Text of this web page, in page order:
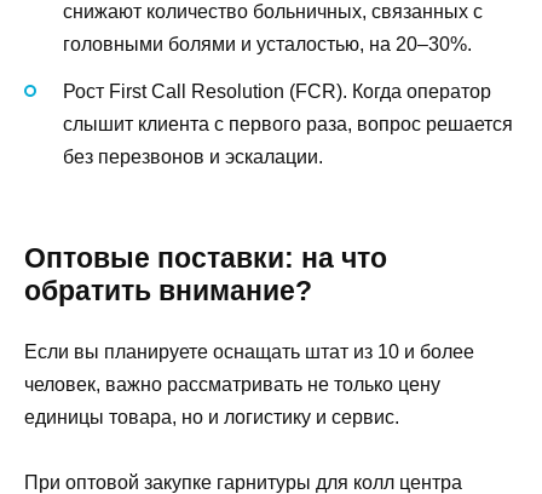
снижают количество больничных, связанных с
головными болями и усталостью, на 20–30%.
Рост First Call Resolution (FCR). Когда оператор
слышит клиента с первого раза, вопрос решается
без перезвонов и эскалации.
Оптовые поставки: на что
обратить внимание?
Если вы планируете оснащать штат из 10 и более
человек, важно рассматривать не только цену
единицы товара, но и логистику и сервис.
При оптовой закупке гарнитуры для колл центра